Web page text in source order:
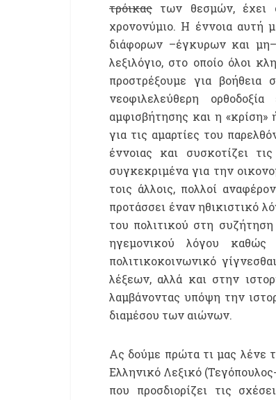
τρόικας των θεσμών, έχει
χρονονύμιο. Η έννοια
διάφορων –έγκυρων και
λεξιλόγιο, στο οποίο όλοι
προστρέξουμε για βοήθεια
νεοφιλελεύθερη
αμφισβήτησης και η
για τις αμαρτίες του
έννοιας και συσκοτίζει
συγκεκριμένα για την
τοις άλλοις, πολλοί
προτάσσει έναν ηθικιστικό
του πολιτικού στη
ηγεμονικού λόγου
πολιτικοκοινωνικό
λέξεων, αλλά και στην
λαμβάνοντας υπόψη την
διαμέσου των αιώνων.
Ας δούμε πρώτα τι μας λένε
Ελληνικό Λεξικό
που προσδιορίζει τις